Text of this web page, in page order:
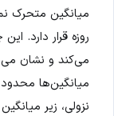
روزه قرار دارد.
می‌کند و نشان
میانگین‌ها
نزولی، زیر